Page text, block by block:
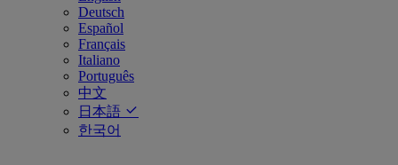
Deutsch
Español
Français
Italiano
Português
中文
日本語
한국어